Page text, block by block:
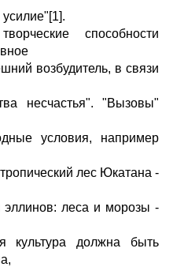
способности
возбудитель, в связи
несчастья". "Вызовы"
условия, например
лес Юкатана -
эллинов: леса и морозы -
культура должна быть